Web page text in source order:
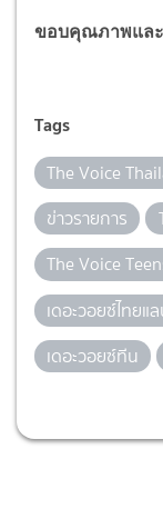
ขอบคุณภาพแล
Tags
The Voice
ข่าวรายการ
The Voice
เดอะวอยซ์ไทยแ
เดอะวอยซ์ทีน